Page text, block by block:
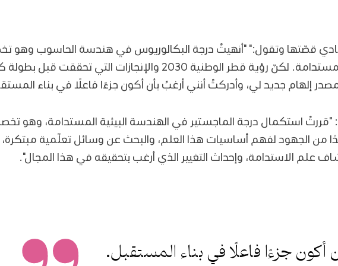
قصّتها وتقول:" "أنهيتُ درجة البكالوريوس في هندسة الحاسوب وهو
إلهام جديد لي، وأدركتُ أنني أرغبُ بأن أكون جزءًا فاعلًا في بناء
استكمال درجة الماجستير في الهندسة البيئية المستدامة، وهو
من الجهود لفهم أساسيات هذا العلم، والبحث عن وسائل تعلّمية مبتكرة،
علم الاستدامة، وإحداث التغيير الذي أرغب بتحقيقه في هذا المجال".
أكون جزءًا فاعلًا في بناء المستقبل.